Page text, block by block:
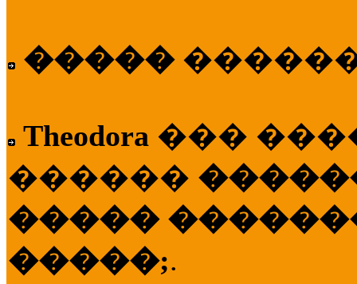
�����
Theodora ���
������
�����
�����;.